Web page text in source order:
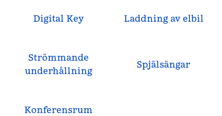
Digital Key Laddning av elbil
Strömmande
underhållning
Spjälsängar
Konferensrum